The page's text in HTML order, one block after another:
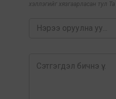
хэллэгийг хязгаарласан тул